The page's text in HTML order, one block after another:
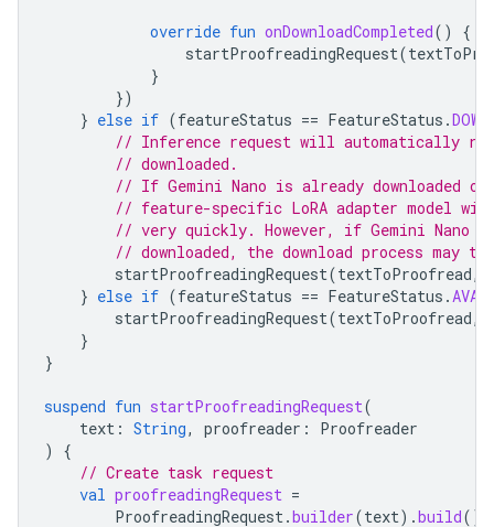
override fun onDownloadCompleted()
{
startProofreadingRequest(
}
})
} else if (featureStatus == FeatureStatus .
// Inference request will automatically
// downloaded.
// If Gemini Nano is already downloaded
// feature-specific LoRA adapter model will
// very quickly. However, if Gemini Nano
// downloaded, the download process may
startProofreadingRequest(textToProofread,
} else if (featureStatus == FeatureStatus .
startProofreadingRequest(textToProofread,
}
}
suspend fun startProofreadingRequest(
text : String, proofreader :
Proofreader
)
{
// Create task request
val proofreadingRequest =
ProofreadingRequest.builder(text).build()